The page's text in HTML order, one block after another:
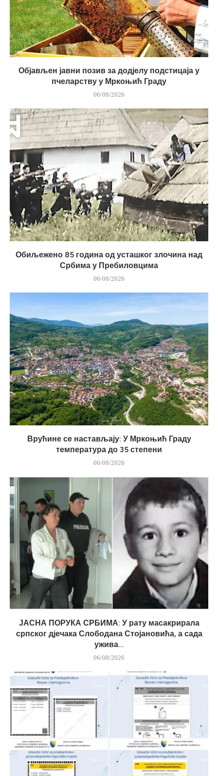
Објављен јавни позив за додјелу подстицаја у
пчеларству у Мркоњић Граду
06/08/2026
Обиљежено 85 година од усташког злочина над
Србима у Пребиловцима
06/08/2026
Врућине се настављају: У Мркоњић Граду
температура до 35 степени
06/08/2026
ЈАСНА ПОРУКА СРБИМА: У рату масакрирала
српског дјечака Слободана Стојановића, а сада
ужива...
06/08/2026